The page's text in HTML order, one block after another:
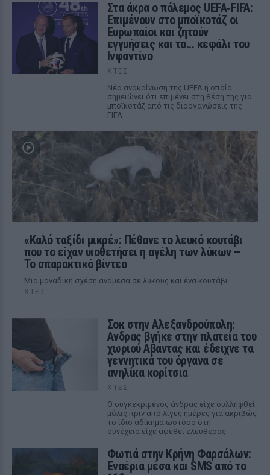
Στα άκρα ο πόλεμος UEFA‑FIFA:
Επιμένουν στο μποϊκοτάζ οι
Ευρωπαίοι και ζητούν
εγγυήσεις και το... κεφάλι του
Ινφαντίνο
ΧΤΕΣ
Νέα ανακοίνωση της UEFA η οποία
σημειώνει ότι επιμένει στη θέση της για
μποϊκοτάζ από τις διοργανώσεις της
FIFA
«Καλό ταξίδι μικρέ»: Πέθανε το λευκό κουτάβι
που το είχαν υιοθετήσει η αγέλη των λύκων –
Το σπαρακτικό βίντεο
Μια μοναδική σχέση ανάμεσα σε λύκους και ένα κουτάβι
ΧΤΕΣ
Σοκ στην Αλεξανδρούπολη:
Ανδρας βγήκε στην πλατεία του
χωριού Αβαντας και έδειχνε τα
γεννητικά του όργανα σε
ανηλίκα κορίτσια
ΧΤΕΣ
Ο συγκεκριμένος άνδρας είχε συλληφθεί
μόλις πριν από λίγες ημέρες για ακριβώς
το ίδιο αδίκημα ωστόσο στη
συνέχεια είχε αφεθεί ελεύθερος
Φωτιά στην Κρήνη Φαρσάλων:
Εναέρια μέσα και SMS από το